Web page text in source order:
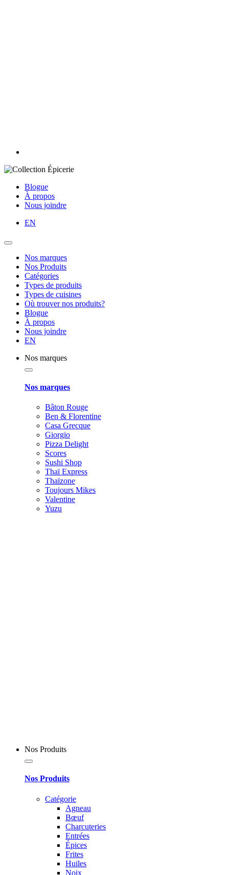
Blogue
À propos
Nous joindre
EN
Nos marques
Nos Produits
Catégories
Types de produits
Types de cuisines
Où trouver nos produits?
Blogue
À propos
Nous joindre
EN
Nos marques
Nos marques
Bâton Rouge
Ben & Florentine
Casa Grecque
Giorgio
Pizza Delight
Scores
Sushi Shop
Thaï Express
Thaïzone
Toujours Mikes
Valentine
Yuzu
Nos Produits
Nos Produits
Catégorie
Agneau
Bœuf
Charcuteries
Entrées
Épices
Frites
Huiles
Noix